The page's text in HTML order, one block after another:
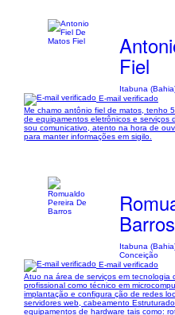
Fiel
Itabuna
E-mail verificado
Me chamo antônio fiel de matos, tenho
de equipamentos eletrônicos e serviços
sou comunicativo, atento na hora de
para manter informações em sigilo.
Barros
Itabuna
Conceição
E-mail verificado
Atuo na área de serviços em tecnologia
profissional como técnico em
implantação e configura ção de redes
servidores web, cabeamento
equipamentos de hardware tais como: